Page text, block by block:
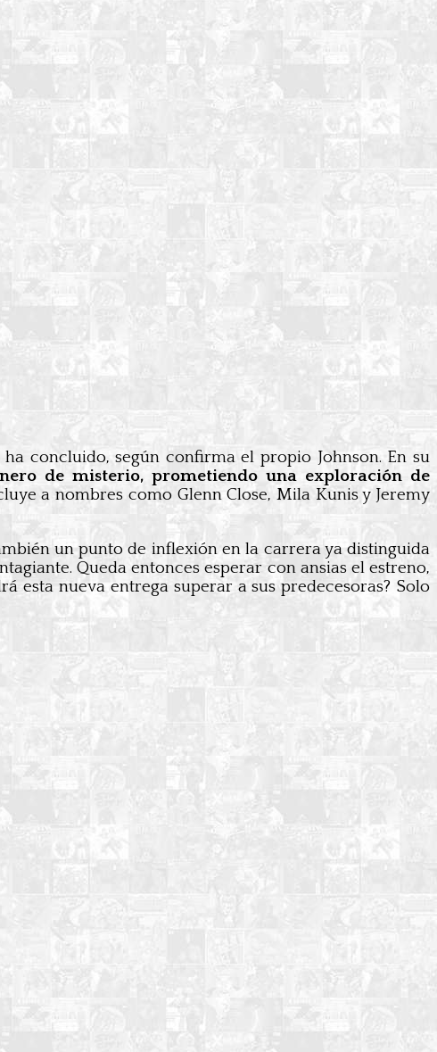
concluido, según confirma el propio Johnson. En su
de misterio, prometiendo una exploración de
a nombres como Glenn Close, Mila Kunis y Jeremy
un punto de inflexión en la carrera ya distinguida
Queda entonces esperar con ansias el estreno,
esta nueva entrega superar a sus predecesoras? Solo